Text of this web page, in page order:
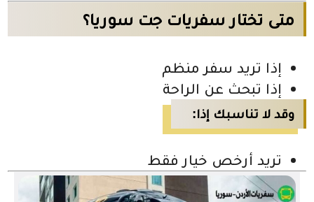
متى تختار سفريات جت سوريا؟
إذا تريد سفر منظم
إذا تبحث عن الراحة
وقد لا تناسبك إذا:
تريد أرخص خيار فقط